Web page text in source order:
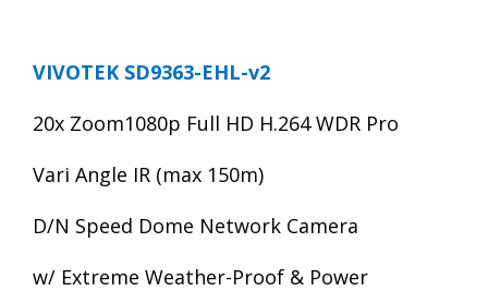
VIVOTEK SD9363-EHL-v2
20x Zoom1080p Full HD H.264 WDR Pro
Vari Angle IR (max 150m)
D/N Speed Dome Network Camera
w/ Extreme Weather-Proof & Power